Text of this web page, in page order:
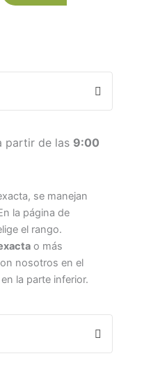
partir de las 9:00
se manejan
la página de
el rango.
o más
nosotros en el
la parte inferior.